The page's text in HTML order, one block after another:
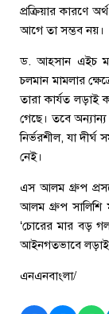
প্রক্রিয়ার কারণে
আগে তা সম্ভব নয়।
ড. আহসান এইচ
চলমান মামলার
তারা কার্যত লড়াই
গেছে। তবে
নির্ভরশীল, যা
নেই।
এস আলম গ্রুপ
আলম গ্রুপ সালিশি
‘চোরের মার বড়
আইনগতভাবে
এনএনবাংলা/